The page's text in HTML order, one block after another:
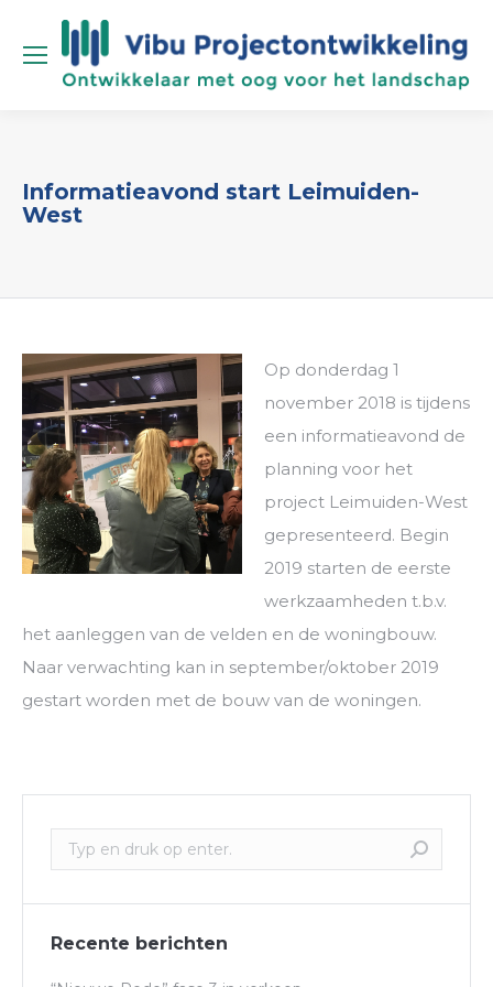
Informatieavond start Leimuiden-
West
Op donderdag 1
november 2018 is tijdens
een informatieavond de
planning voor het
project Leimuiden-West
gepresenteerd. Begin
2019 starten de eerste
werkzaamheden t.b.v.
het aanleggen van de velden en de woningbouw.
Naar verwachting kan in september/oktober 2019
gestart worden met de bouw van de woningen.
Recente berichten